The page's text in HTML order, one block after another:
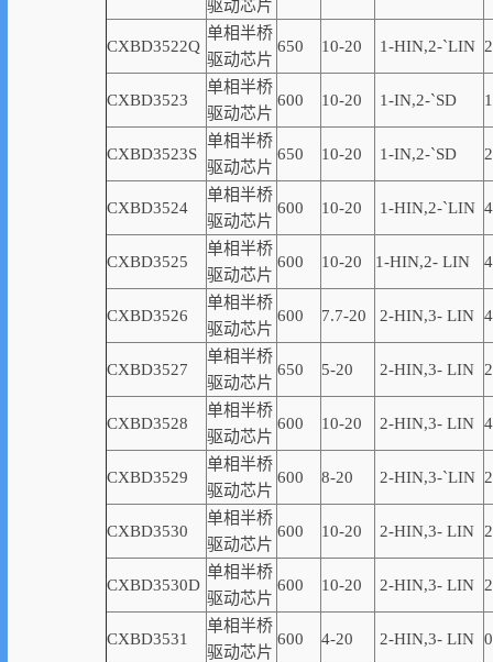
驱动芯片
CXBD3522Q
单相半桥
驱动芯片
650 10-20 1-HIN,2-`LIN
CXBD3523
单相半桥
驱动芯片
600 10-20 1-IN,2-`SD
CXBD3523S
单相半桥
驱动芯片
650 10-20 1-IN,2-`SD
CXBD3524
单相半桥
驱动芯片
600 10-20 1-HIN,2-`LIN
CXBD3525
单相半桥
驱动芯片
600 10-20 1-HIN,2- LIN
CXBD3526
单相半桥
驱动芯片
600 7.7-20 2-HIN,3- LIN
CXBD3527
单相半桥
驱动芯片
650 5-20 2-HIN,3- LIN
CXBD3528
单相半桥
驱动芯片
600 10-20 2-HIN,3- LIN
CXBD3529
单相半桥
驱动芯片
600 8-20 2-HIN,3-`LIN
CXBD3530
单相半桥
驱动芯片
600 10-20 2-HIN,3- LIN
CXBD3530D
单相半桥
驱动芯片
600 10-20 2-HIN,3- LIN
CXBD3531
单相半桥
驱动芯片
600 4-20 2-HIN,3- LIN